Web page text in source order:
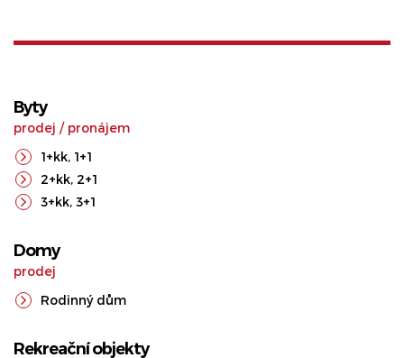
Byty
prodej / pronájem
1+kk, 1+1
2+kk, 2+1
3+kk, 3+1
Domy
prodej
Rodinný dům
Rekreační objekty